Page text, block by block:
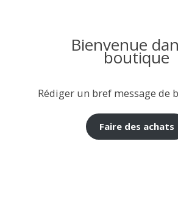
Bienvenue
boutique
Rédiger un bref message de
Faire des achats